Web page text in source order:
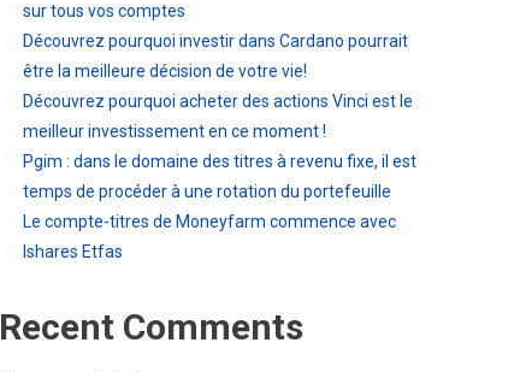
sur tous vos comptes
Découvrez pourquoi investir dans Cardano pourrait
être la meilleure décision de votre vie!
Découvrez pourquoi acheter des actions Vinci est le
meilleur investissement en ce moment !
Pgim : dans le domaine des titres à revenu fixe, il est
temps de procéder à une rotation du portefeuille
Le compte-titres de Moneyfarm commence avec
Ishares Etfas
Recent Comments